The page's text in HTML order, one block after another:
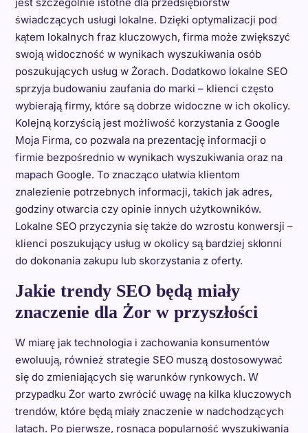
świadczących usługi lokalne. Dzięki optymalizacji pod
kątem lokalnych fraz kluczowych, firma może zwiększyć
swoją widoczność w wynikach wyszukiwania osób
poszukujących usług w Żorach. Dodatkowo lokalne SEO
sprzyja budowaniu zaufania do marki – klienci często
wybierają firmy, które są dobrze widoczne w ich okolicy.
Kolejną korzyścią jest możliwość korzystania z Google
Moja Firma, co pozwala na prezentację informacji o
firmie bezpośrednio w wynikach wyszukiwania oraz na
mapach Google. To znacząco ułatwia klientom
znalezienie potrzebnych informacji, takich jak adres,
godziny otwarcia czy opinie innych użytkowników.
Lokalne SEO przyczynia się także do wzrostu konwersji –
klienci poszukujący usług w okolicy są bardziej skłonni
do dokonania zakupu lub skorzystania z oferty.
Jakie trendy SEO będą miały
znaczenie dla Żor w przyszłości
W miarę jak technologia i zachowania konsumentów
ewoluują, również strategie SEO muszą dostosowywać
się do zmieniających się warunków rynkowych. W
przypadku Żor warto zwrócić uwagę na kilka kluczowych
trendów, które będą miały znaczenie w nadchodzących
latach. Po pierwsze, rosnąca popularność wyszukiwania